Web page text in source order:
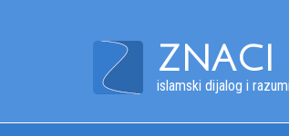
ZNACI
islamski dijalog i